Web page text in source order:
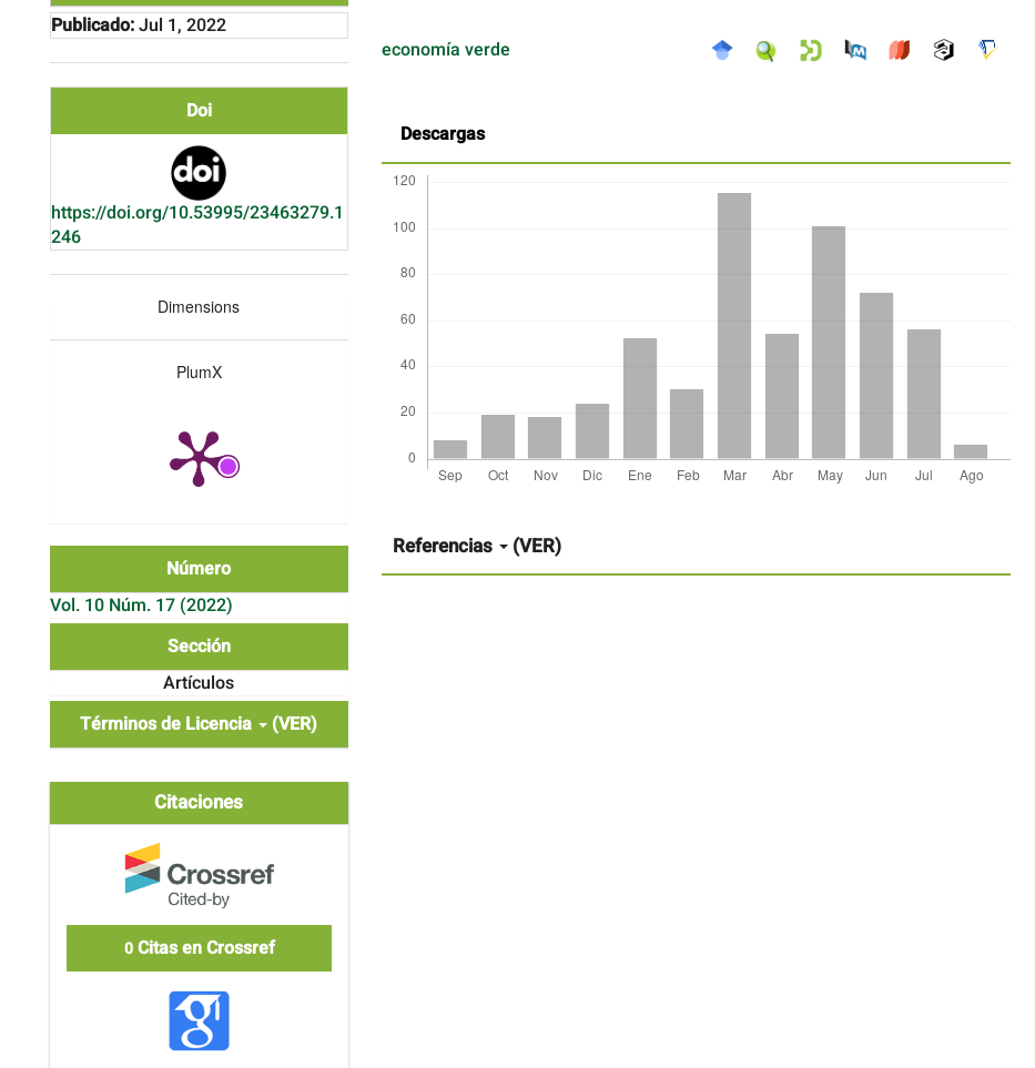
Publicado:Jul 1, 2022
Doi
https://doi.org/10.53995/23463279.1
246
Dimensions
PlumX
Número
Vol. 10 Núm. 17 (2022)
Sección
Artículos
Términos de Licencia
(VER)
Citaciones
0Citas en Crossref
economía verde
Descargas
artículo
Referencias (VER)